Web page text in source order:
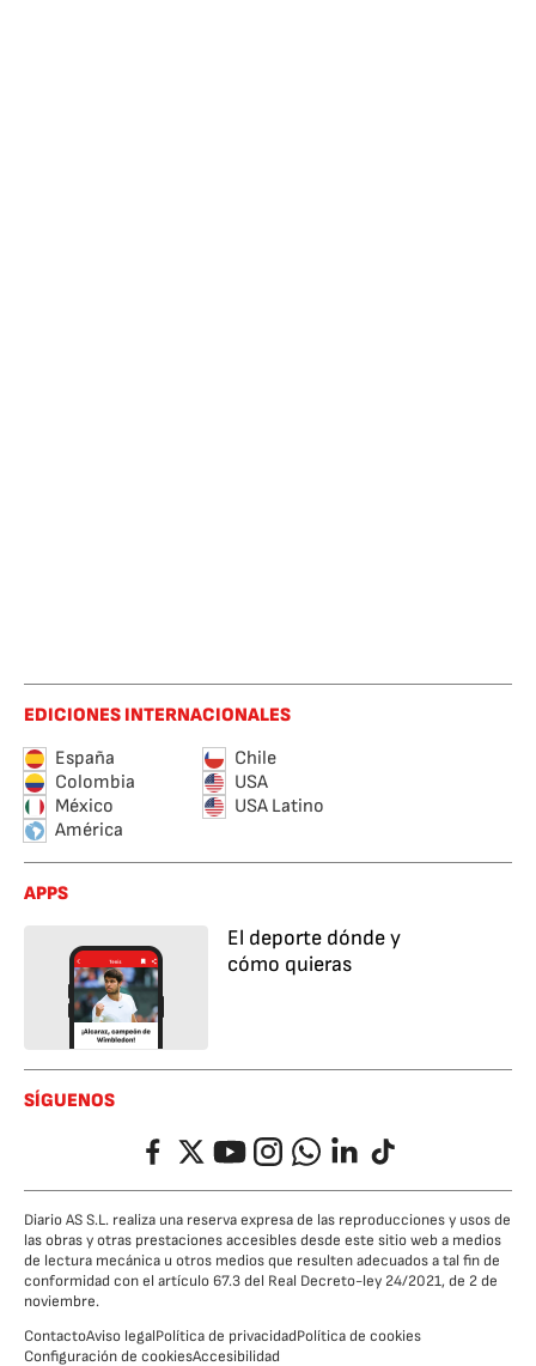
EDICIONES INTERNACIONALES
España
Chile
Colombia
USA
México
USA Latino
América
APPS
El deporte dónde y
cómo quieras
SÍGUENOS
FacebookTwitterYouTubeInstagramWhatsappLinkedIn
TikTok
Diario AS S.L. realiza una reserva expresa de las reproducciones y usos de
las obras y otras prestaciones accesibles desde este sitio web a medios
de lectura mecánica u otros medios que resulten adecuados a tal fin de
conformidad con el artículo 67.3 del Real Decreto-ley 24/2021, de 2 de
noviembre.
ContactoAviso legalPolítica de privacidadPolítica de cookies
Configuración de cookiesAccesibilidad